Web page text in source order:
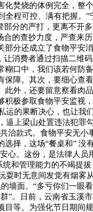
焚烧的体例完全，整
程可控、满有把握。
分的严打，更离不开
的查抄力度，严查来
分还成立了食物平安
消费者通过扫描二维
口中，我们该若何防
障。其次，要细心查
外，还要留意察看肉
极参取食物平安监视
的果断决心，也让我
上梁山处置违法犯罪
治款式。食物平安无
择，这场“餐桌和” 没
心。这份，是法律人
和管理能力的不竭提
时无意间发觉有烟雾
墙面。“多亏你们一眼
”。日前，云南省玉溪
等。为强化节日期间